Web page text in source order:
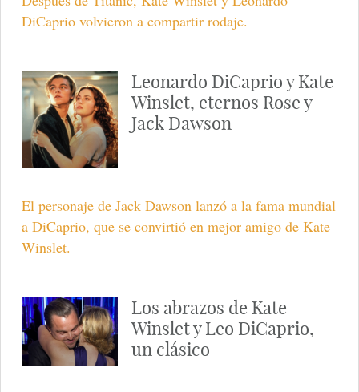
DiCaprio volvieron a compartir rodaje.
Leonardo DiCaprio y Kate
Winslet, eternos Rose y
Jack Dawson
El personaje de Jack Dawson lanzó a la fama mundial
a DiCaprio, que se convirtió en mejor amigo de Kate
Winslet.
Los abrazos de Kate
Winslet y Leo DiCaprio,
un clásico